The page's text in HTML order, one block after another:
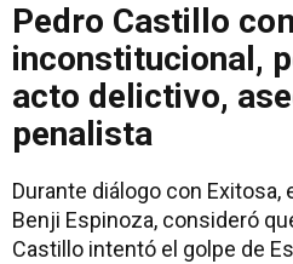
Pedro Castillo
inconstitucional,
acto delictivo,
penalista
Durante diálogo con Exitosa,
Benji Espinoza, consideró
Castillo intentó el golpe de